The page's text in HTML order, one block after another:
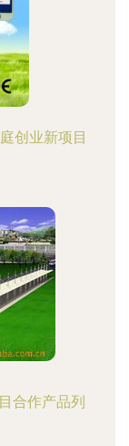
创业新项目
合作产品列